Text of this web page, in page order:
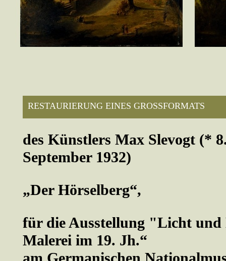
RESTAURIERUNG EINES GROSSFORMATS
des Künstlers Max Slevogt (*
September 1932)
„Der Hörselberg“,
für die Ausstellung "Licht
Malerei im 19. Jh.“